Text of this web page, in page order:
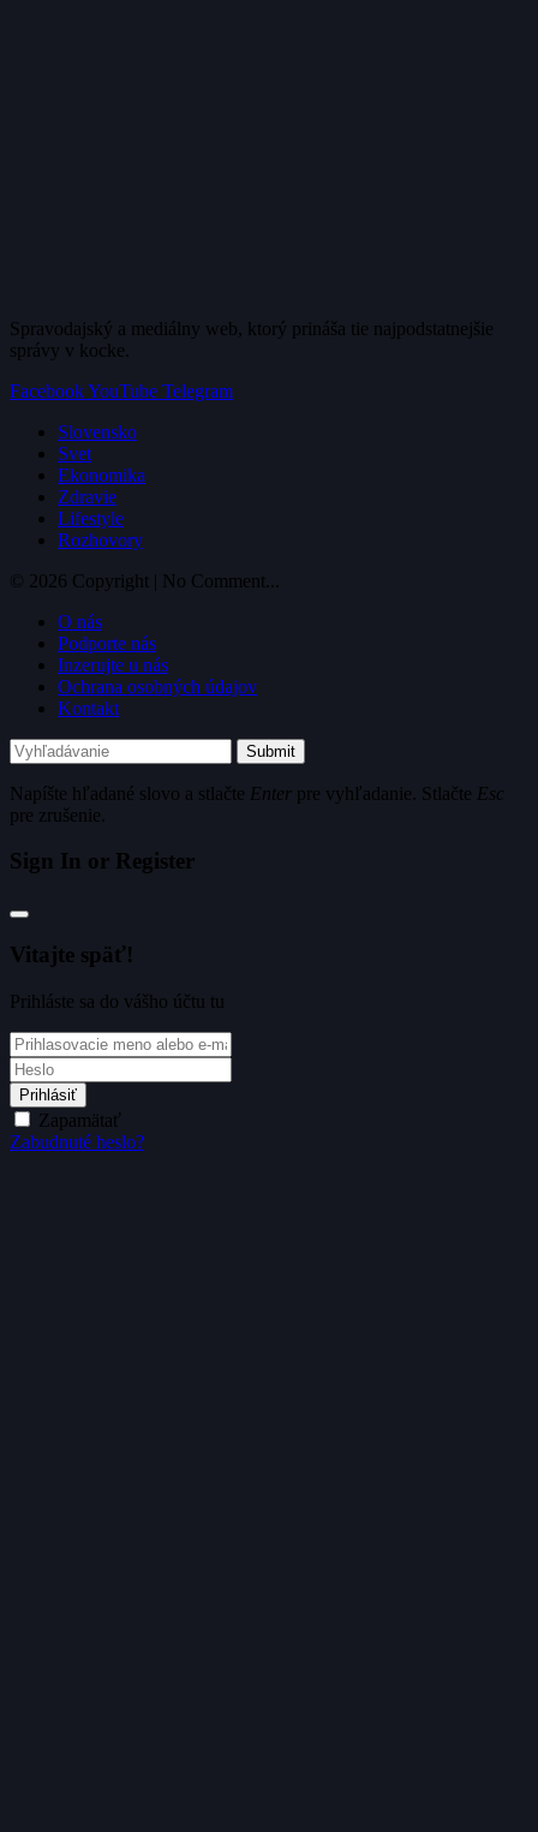
Spravodajský a mediálny web, ktorý prináša tie najpodstatnejšie
správy v kocke.
FacebookYouTube Telegram
Slovensko
Svet
Ekonomika
Zdravie
Lifestyle
Rozhovory
© 2026 Copyright | No Comment...
O nás
Podporte nás
Inzerujte u nás
Ochrana osobných údajov
Kontakt
Submit
Napíšte hľadané slovo a stlačte Enter pre vyhľadanie. Stlačte Esc
pre zrušenie.
Sign In or Register
Vitajte späť!
Prihláste sa do vášho účtu tu
Prihlásiť
Zapamätať
Zabudnuté heslo?